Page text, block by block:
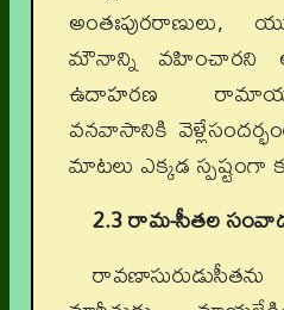
అంతఃపురరాణులు,
మౌనాన్ని వహించారని
ఉదాహరణ
వనవాసానికి
మాటలు ఎక్కడ స్పష్టంగా
2.3రామ-సీతల